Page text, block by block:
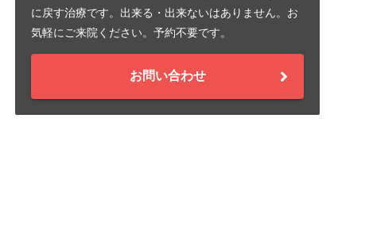
に戻す治療です。出来る・出来ないはありません。お
気軽にご来院ください。予約不要です。
お問い合わせ